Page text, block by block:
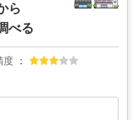
ら
べる
度